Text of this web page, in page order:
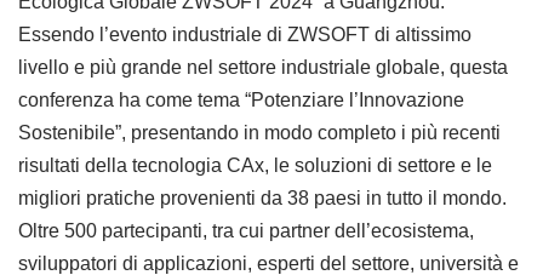
Essendo l’evento industriale di ZWSOFT di altissimo
livello e più grande nel settore industriale globale, questa
conferenza ha come tema “Potenziare l’Innovazione
Sostenibile”, presentando in modo completo i più recenti
risultati della tecnologia CAx, le soluzioni di settore e le
migliori pratiche provenienti da 38 paesi in tutto il mondo.
Oltre 500 partecipanti, tra cui partner dell’ecosistema,
sviluppatori di applicazioni, esperti del settore, università e